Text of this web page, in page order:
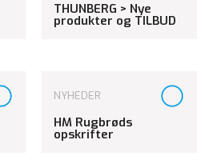
THUNBERG > Nye
produkter og TILBUD
NYHEDER
HM Rugbrøds
opskrifter